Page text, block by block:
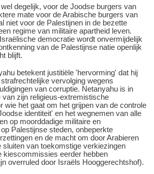
degelijk, voor de Joodse burgers van
mate voor de Arabische burgers van
niet voor de Palestijnen in de bezette
regime van militaire apartheid leven.
democratie wordt onvermijdelijk
van de Palestijnse natie openlijk
blijft.
betekent justitiële 'hervorming' dat hij
vervolging wegens
van corruptie. Netanyahu is in
van zijn religieus-extremistische
wie het gaat om het grijpen van de controle
identiteit' en het wegnemen van alle
op moorddadige militaire en
Palestijnse steden, onbeperkte
en de macht om door Arabieren
sluiten van toekomstige verkiezingen
kiescommissies eerder hebben
overruled door Israëls Hooggerechtshof).